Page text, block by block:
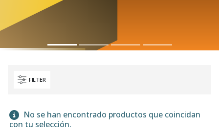
FILTER
No se han encontrado productos que coincidan
con tu selección.